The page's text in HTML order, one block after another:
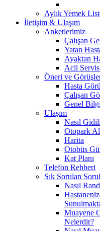
Aylık Yemek
İletişim & Ulaşım
Anketlerimiz
Çalışan
Yatan
Ayaktan
Acil
Öneri ve
Hasta
Çalışan
Genel
Ulaşım
Nasıl
Otopark
Harita
Otobüs
Kat Planı
Telefon Rehberi
Sık Sorulan
Nasıl
Muayene
Nelerdir?